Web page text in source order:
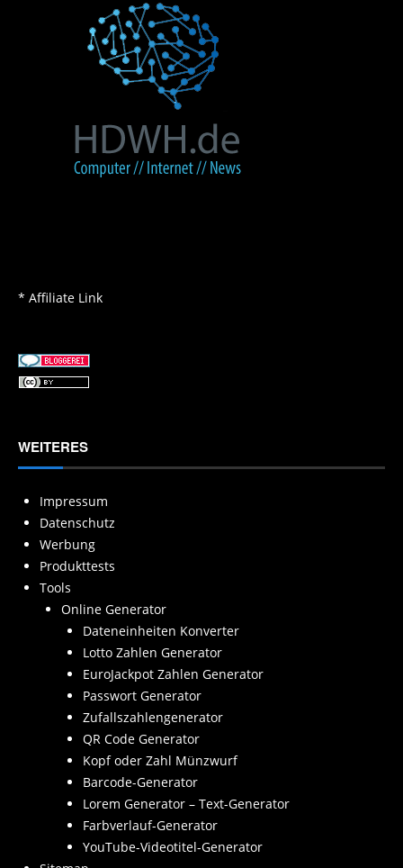
* Affiliate Link
WEITERES
Impressum
Datenschutz
Werbung
Produkttests
Tools
Online Generator
Dateneinheiten Konverter
Lotto Zahlen Generator
EuroJackpot Zahlen Generator
Passwort Generator
Zufallszahlengenerator
QR Code Generator
Kopf oder Zahl Münzwurf
Barcode-Generator
Lorem Generator – Text-Generator
Farbverlauf-Generator
YouTube-Videotitel-Generator